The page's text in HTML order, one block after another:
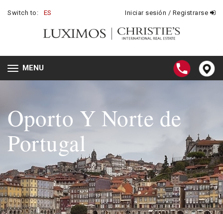
Switch to: ES Iniciar sesión / Registrarse
Toggle
navigation
MENU
Oporto Y Norte de
Portugal